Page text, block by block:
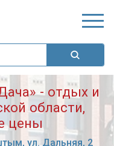
- отдых и
области,
цены
ул. Дальняя, 2